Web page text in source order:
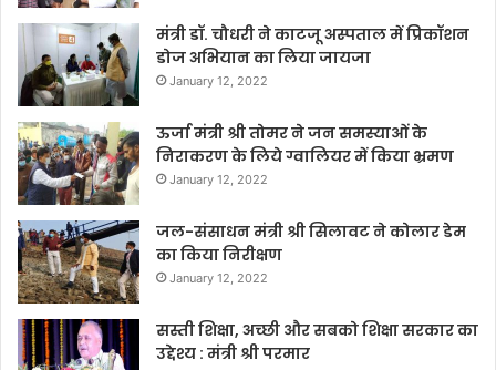
मंत्री डॉ. चौधरी ने काटजू अस्पताल में प्रिकॉशन
डोज अभियान का लिया जायजा
January 12, 2022
ऊर्जा मंत्री श्री तोमर ने जन समस्याओं के
निराकरण के लिये ग्वालियर में किया भ्रमण
January 12, 2022
जल-संसाधन मंत्री श्री सिलावट ने कोलार डेम
का किया निरीक्षण
January 12, 2022
सस्ती शिक्षा, अच्छी और सबको शिक्षा सरकार का
उद्देश्य : मंत्री श्री परमार